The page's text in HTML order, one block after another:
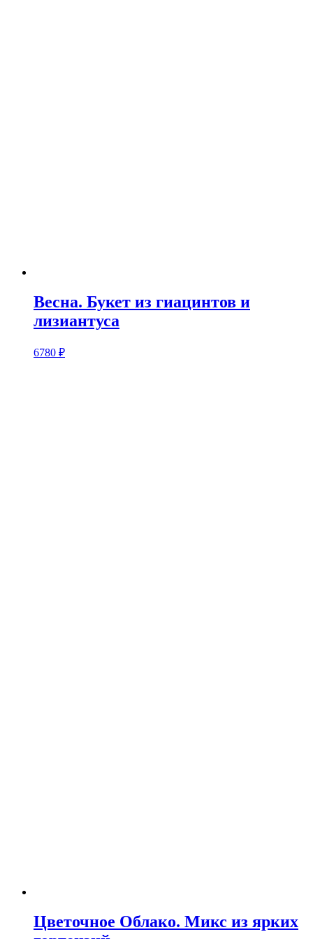
Весна. Букет из гиацинтов и
лизиантуса
6780 ₽
Цветочное Облако. Микс из ярких